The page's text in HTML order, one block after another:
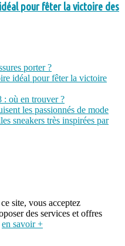
pour fêter la victoire des
porter ?
idéal pour fêter la victoire
: où en trouver ?
les passionnés de mode
sneakers très inspirées par
site, vous acceptez
des services et offres
en savoir +